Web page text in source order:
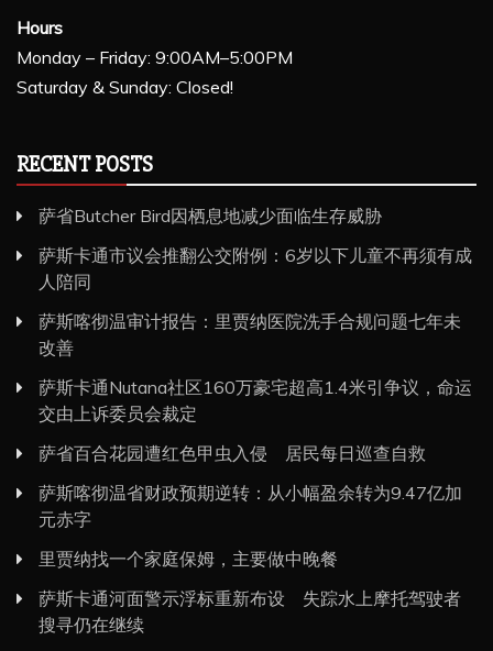
Hours
Monday – Friday: 9:00AM–5:00PM
Saturday & Sunday: Closed!
RECENT POSTS
萨省Butcher Bird因栖息地减少面临生存威胁
萨斯卡通市议会推翻公交附例：6岁以下儿童不再须有成
人陪同
萨斯喀彻温审计报告：里贾纳医院洗手合规问题七年未
改善
萨斯卡通Nutana社区160万豪宅超高1.4米引争议，命运
交由上诉委员会裁定
萨省百合花园遭红色甲虫入侵 居民每日巡查自救
萨斯喀彻温省财政预期逆转：从小幅盈余转为9.47亿加
元赤字
里贾纳找一个家庭保姆，主要做中晚餐
萨斯卡通河面警示浮标重新布设 失踪水上摩托驾驶者
搜寻仍在继续